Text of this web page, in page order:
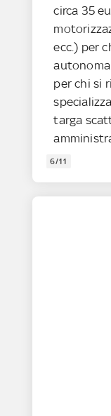
circa 35
ecc.) per
per chi si
targa
6/11